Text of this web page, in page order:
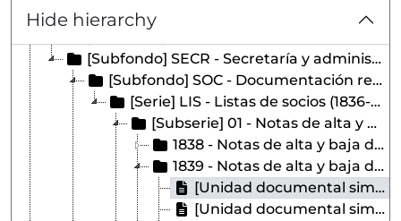
Hide hierarchy
[Serie] 01.08 - Actas de la Comisión de Biblioteca (1932-1933)
[Subfondo] SECR - Secretaría y administración del Ateneo de Madrid
[Subfondo] SOC - Documentación relativa a los socios ateneístas del Ateneo Científico, Literario y Artístico de madrid
[Serie] LIS - Listas de socios (1836-1939)
[Subserie] 01 - Notas de alta y baja de socios (1838-1840)
1838 - Notas de alta y baja de socios año 1838
1839 - Notas de alta y baja de socios año 1839
[Unidad documental simple] 01 - Enero 1839
[Unidad documental simple] 02 - Febrero 1839